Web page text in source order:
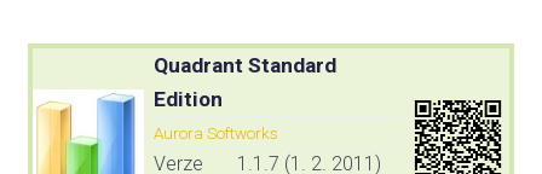
Quadrant Standard
Edition
Aurora Softworks
Verze 1.1.7 (1. 2. 2011)